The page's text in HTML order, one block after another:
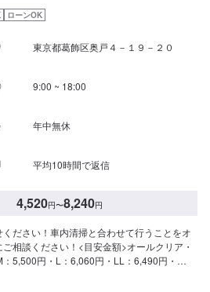
ローンOK
東京都葛飾区奥戸４－１９－２０
9:00 ~ 18:00
年中無休
平均10時間で返信
4,520円〜8,240円
ださい！車内清掃と合わせて行うことをオ
相談ください！<目安金額>オールクリア・
5,500円・L：6,060円・LL：6,490円・